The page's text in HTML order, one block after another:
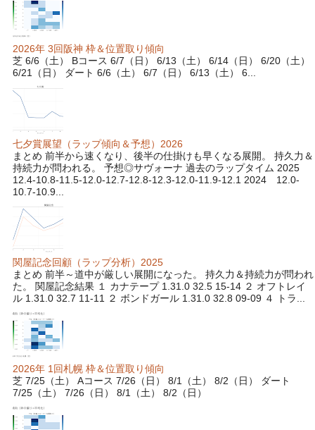
2026年 3回阪神 枠＆位置取り傾向
芝 6/6（土） Bコース 6/7（日） 6/13（土） 6/14（日） 6/20（土）
6/21（日） ダート 6/6（土） 6/7（日） 6/13（土） 6...
七夕賞展望（ラップ傾向＆予想）2026
まとめ 前半から速くなり、後半の仕掛けも早くなる展開。 持久力＆
持続力が問われる。 予想◎サヴォーナ 過去のラップタイム 2025
12.4-10.8-11.5-12.0-12.7-12.8-12.3-12.0-11.9-12.1 2024 12.0-
10.7-10.9...
関屋記念回顧（ラップ分析）2025
まとめ 前半～道中が厳しい展開になった。 持久力＆持続力が問われ
た。 関屋記念結果 １ カナテープ 1.31.0 32.5 15-14 ２ オフトレイ
ル 1.31.0 32.7 11-11 ２ ボンドガール 1.31.0 32.8 09-09 ４ トラ...
2026年 1回札幌 枠＆位置取り傾向
芝 7/25（土） Aコース 7/26（日） 8/1（土） 8/2（日） ダート
7/25（土） 7/26（日） 8/1（土） 8/2（日）